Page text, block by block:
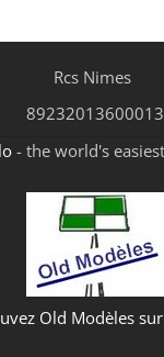
Rcs Nimes
89232013600013
- the world's
Old Modèles